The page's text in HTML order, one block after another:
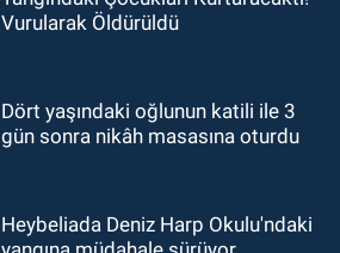
Vurularak Öldürüldü
Dört yaşındaki oğlunun katili ile 3
gün sonra nikâh masasına oturdu
Heybeliada Deniz Harp Okulu'ndaki